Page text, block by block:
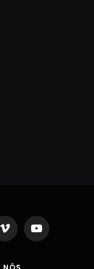
Vimeo YouTube